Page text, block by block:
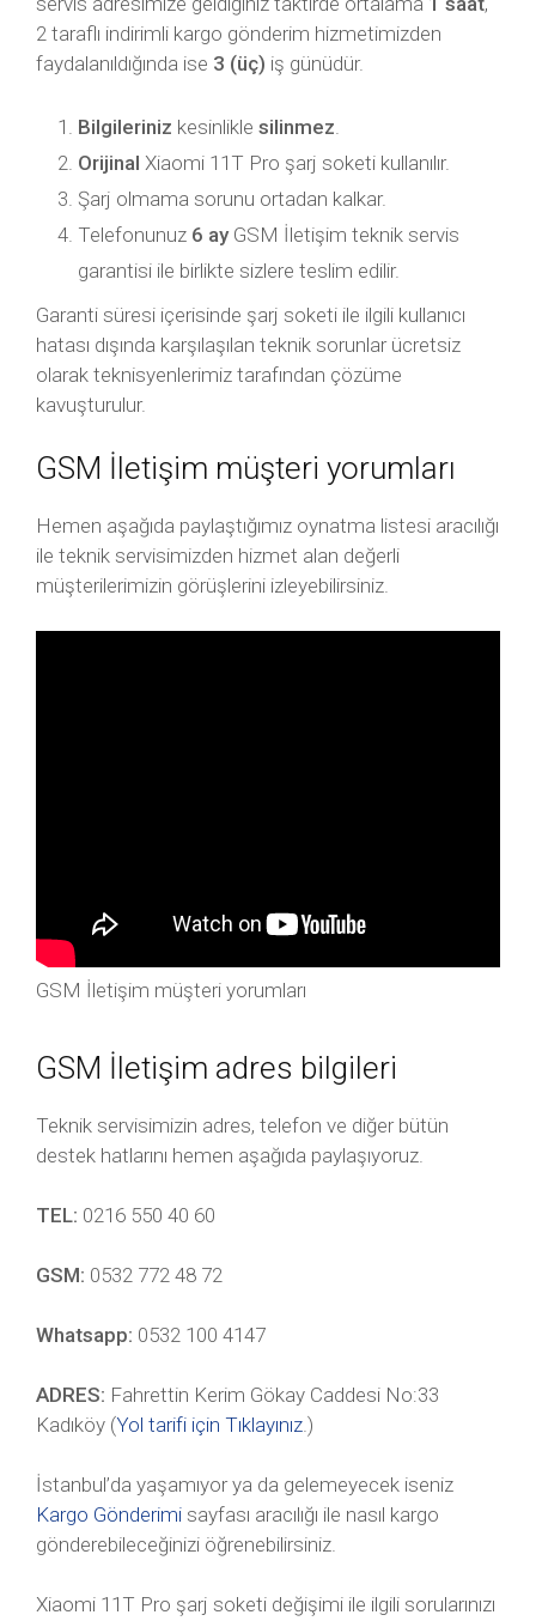
2 taraflı indirimli kargo gönderim hizmetimizden
faydalanıldığında ise 3 (üç) iş günüdür.
Bilgileriniz kesinlikle silinmez.
Orijinal Xiaomi 11T Pro şarj soketi kullanılır.
Şarj olmama sorunu ortadan kalkar.
Telefonunuz 6 ayGSM İletişim teknik servis
garantisi ile birlikte sizlere teslim edilir.
Garanti süresi içerisinde şarj soketi ile ilgili kullanıcı
hatası dışında karşılaşılan teknik sorunlar ücretsiz
olarak teknisyenlerimiz tarafından çözüme
kavuşturulur.
GSM İletişim müşteri yorumları
Hemen aşağıda paylaştığımız oynatma listesi aracılığı
ile teknik servisimizden hizmet alan değerli
müşterilerimizin görüşlerini izleyebilirsiniz.
GSM İletişim müşteri yorumları
GSM İletişim adres bilgileri
Teknik servisimizin adres, telefon ve diğer bütün
destek hatlarını hemen aşağıda paylaşıyoruz.
TEL: 0216 550 40 60
GSM: 0532 772 48 72
Whatsapp: 0532 100 4147
ADRES: Fahrettin Kerim Gökay Caddesi No:33
Kadıköy (Yol tarifi için Tıklayınız.)
İstanbul’da yaşamıyor ya da gelemeyecek iseniz
Kargo Gönderimi sayfası aracılığı ile nasıl kargo
gönderebileceğinizi öğrenebilirsiniz.
Xiaomi 11T Pro şarj soketi değişimi ile ilgili sorularınızı